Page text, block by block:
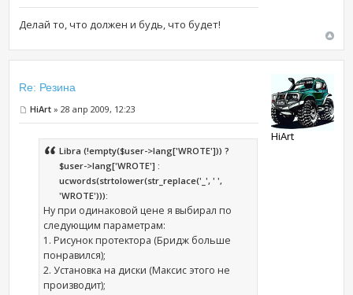
Делай то, что должен и будь, что будет!
Re: Резина
HiArt » 28 апр 2009, 12:23
Libra (!empty($user->lang['WROTE'])) ?
$user->lang['WROTE'] :
ucwords(strtolower(str_replace('_', ' ',
'WROTE'))):
Ну при одинаковой цене я выбирал по
следующим параметрам:
1. Рисунок протектора (Бридж больше
понравился);
2. Установка на диски (Максис этого не
производит);
HiArt